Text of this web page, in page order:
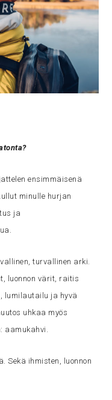
ensimmäisenä
minulle hurjan
ja
turvallinen arki.
luonnon värit, raitis
lumilautailu ja hyvä
uhkaa myös
aamukahvi.
Sekä ihmisten, luonnon